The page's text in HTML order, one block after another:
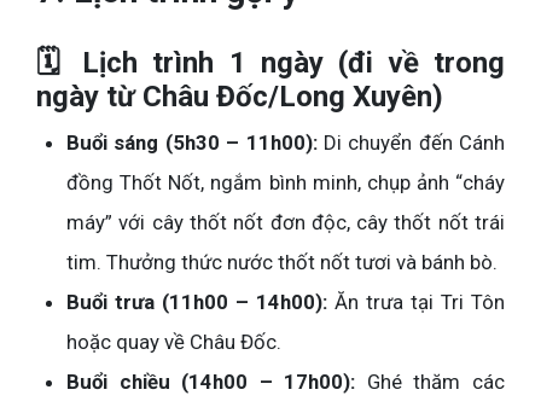
🗓 Lịch trình 1 ngày (đi về trong
ngày từ Châu Đốc/Long Xuyên)
Buổi sáng (5h30 – 11h00):Di chuyển đến Cánh
đồng Thốt Nốt, ngắm bình minh, chụp ảnh “cháy
máy” với cây thốt nốt đơn độc, cây thốt nốt trái
tim. Thưởng thức nước thốt nốt tươi và bánh bò.
Buổi trưa (11h00 – 14h00): Ăn trưa tại Tri Tôn
hoặc quay về Châu Đốc.
Buổi chiều (14h00 – 17h00): Ghé thăm các